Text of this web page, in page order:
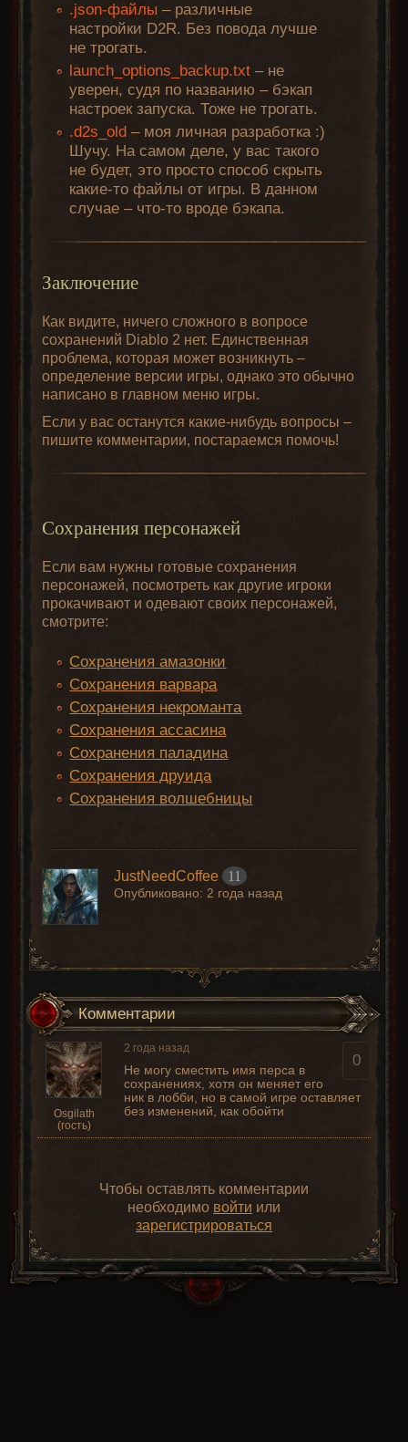
.json-файлы – различные
настройки D2R. Без повода лучше
не трогать.
launch_options_backup.txt – не
уверен, судя по названию – бэкап
настроек запуска. Тоже не трогать.
.d2s_old – моя личная разработка :)
Шучу. На самом деле, у вас такого
не будет, это просто способ скрыть
какие-то файлы от игры. В данном
случае – что-то вроде бэкапа.
Заключение
Как видите, ничего сложного в вопросе
сохранений Diablo 2 нет. Единственная
проблема, которая может возникнуть –
определение версии игры, однако это обычно
написано в главном меню игры.
Если у вас останутся какие-нибудь вопросы –
пишите комментарии, постараемся помочь!
Сохранения персонажей
Если вам нужны готовые сохранения
персонажей, посмотреть как другие игроки
прокачивают и одевают своих персонажей,
смотрите:
Сохранения амазонки
Сохранения варвара
Сохранения некроманта
Сохранения ассасина
Сохранения паладина
Сохранения друида
Сохранения волшебницы
JustNeedCoffee 11
Опубликовано: 2 года назад
Комментарии
Osgilath
(гость)
0
2 года назад
Не могу сместить имя перса в
сохранениях, хотя он меняет его
ник в лобби, но в самой игре оставляет
без изменений, как обойти
Чтобы оставлять комментарии
необходимо войти или
зарегистрироваться